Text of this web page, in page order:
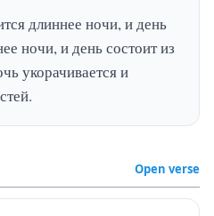
длиннее ночи, и день
ночи, и день состоит из
укорачивается и
Open verse